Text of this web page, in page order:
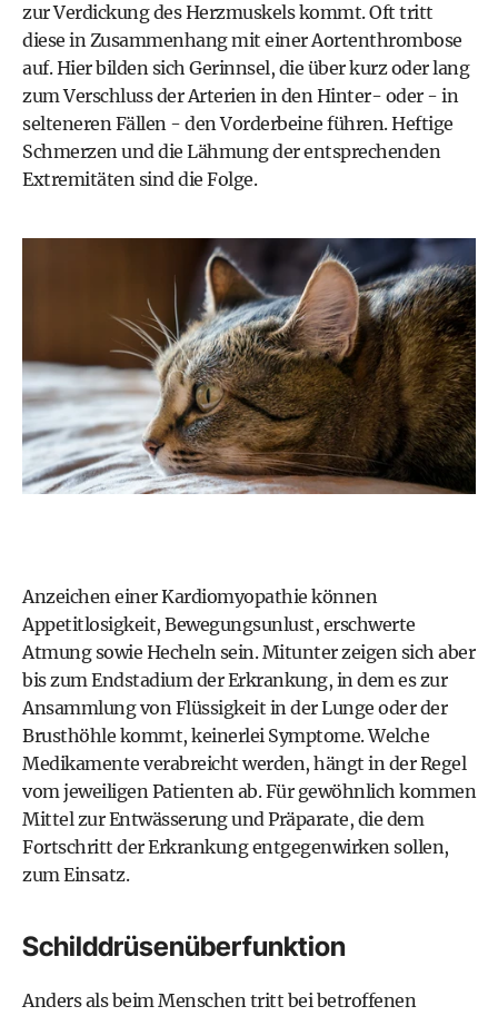
zur Verdickung des Herzmuskels kommt. Oft tritt
diese in Zusammenhang mit einer Aortenthrombose
auf. Hier bilden sich Gerinnsel, die über kurz oder lang
zum Verschluss der Arterien in den Hinter- oder - in
selteneren Fällen - den Vorderbeine führen. Heftige
Schmerzen und die Lähmung der entsprechenden
Extremitäten sind die Folge.
Anzeichen einer Kardiomyopathie können
Appetitlosigkeit, Bewegungsunlust, erschwerte
Atmung sowie Hecheln sein. Mitunter zeigen sich aber
bis zum Endstadium der Erkrankung, in dem es zur
Ansammlung von Flüssigkeit in der Lunge oder der
Brusthöhle kommt, keinerlei Symptome. Welche
Medikamente verabreicht werden, hängt in der Regel
vom jeweiligen Patienten ab. Für gewöhnlich kommen
Mittel zur Entwässerung und Präparate, die dem
Fortschritt der Erkrankung entgegenwirken sollen,
zum Einsatz.
Schilddrüsenüberfunktion
Anders als beim Menschen tritt bei betroffenen